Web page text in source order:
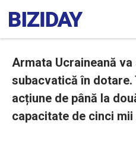
Armata Ucraineană
subacvatică în
acțiune de până la
capacitate de cinci